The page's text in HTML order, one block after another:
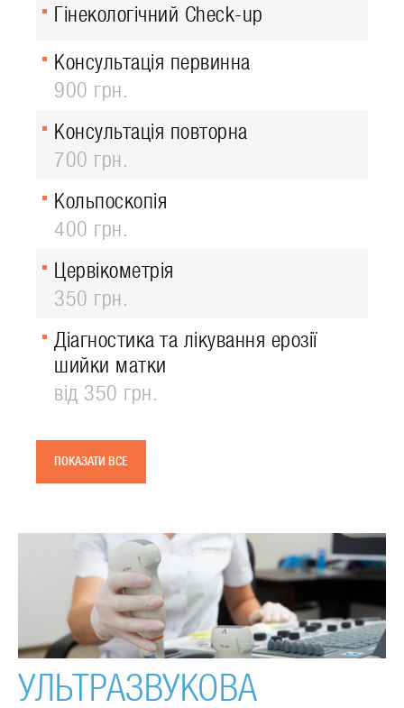
Гінекологічний Check-up
Консультація первинна
900 грн.
Консультація повторна
700 грн.
Кольпоскопія
400 грн.
Цервікометрія
350 грн.
Діагностика та лікування ерозії
шийки матки
від 350 грн.
ПОКАЗАТИ ВСЕ
УЛЬТРАЗВУКОВА